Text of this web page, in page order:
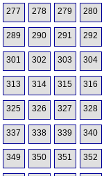
277 278 279 280
289 290 291 292
301 302 303 304
313 314 315 316
325 326 327 328
337 338 339 340
349 350 351 352